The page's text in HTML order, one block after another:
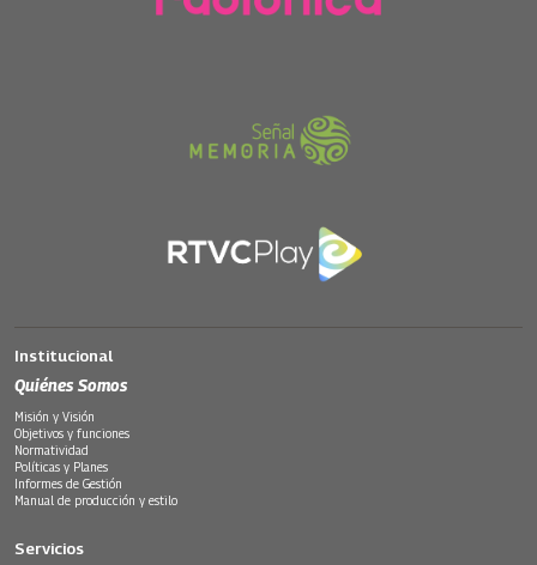
Institucional
Quiénes Somos
Misión y Visión
Objetivos y funciones
Normatividad
Políticas y Planes
Informes de Gestión
Manual de producción y estilo
Servicios